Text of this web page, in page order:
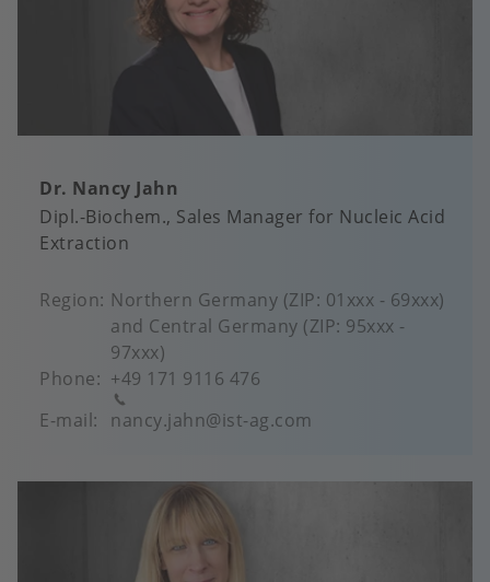
Dr. Nancy Jahn
Dipl.-Biochem. Sales Manager for Nucleic Acid
Extraction
Region Northern Germany (ZIP: 01xxx - 69xxx)
and Central Germany (ZIP: 95xxx -
97xxx)
Phone
+49 171 9116 476
E-mail
nancy.jahn@ist-ag.com